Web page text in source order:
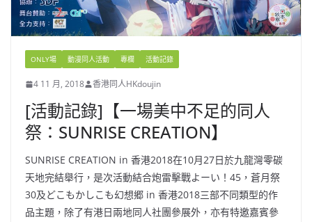
ONLY場 動漫同人活動 專欄 活動記錄
4 11 月, 2018 香港同人HKdoujin
[活動記錄]【一場美中不足的同人
祭：SUNRISE CREATION】
SUNRISE CREATION in 香港2018在10月27日於九龍灣零碳
天地完結舉行，是次活動結合炮雷擊戰よーい！45，蒼月祭
30及どこもかしこも幻想郷 in 香港2018三部不同類型的作
品主題，除了有港日兩地同人社團參展外，亦有特邀嘉賓參